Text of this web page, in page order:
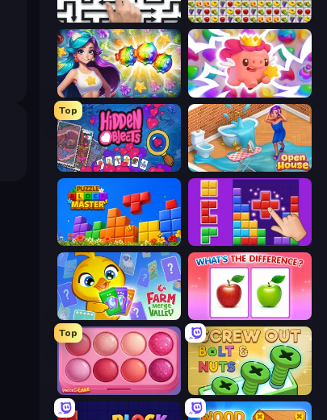
Arrow Escape: Puzzle Same Game Fruit Collapse
Underwater Adventures: Match 3 Match Arena
Top
Hidden Objects Open House
Puzzle Block Master BlockBuster Puzzle
Farm Merge Valley What's The Difference?
Top
Piece of Cake: Merge and Bake Screw Out: Bolts and Nuts